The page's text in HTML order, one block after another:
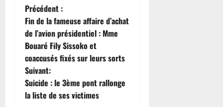
N
a
v
i
g
Précédent :
Fin de la fameuse affaire d’achat
de l’avion présidentiel : Mme
Bouaré Fily Sissoko et
coaccusés fixés sur leurs sorts
Suivant:
Suicide : le 3ème pont rallonge
la liste de ses victimes